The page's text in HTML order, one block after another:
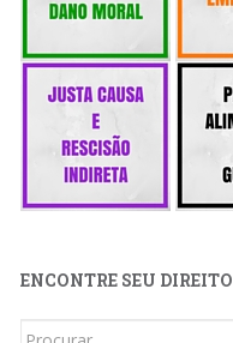
ENCONTRE SEU DIREITO
Buscar: